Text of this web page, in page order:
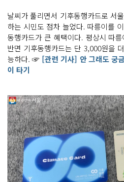
날씨가 풀리면서 기후동행카드로 서
하는 시민도 점차 늘었다. 따릉이를
동행카드가 큰 혜택이다. 평상시 따
반면 기후동행카드는 단 3,000원을
능하다. ☞ [관련 기사] 안 그래도 궁
이 타기